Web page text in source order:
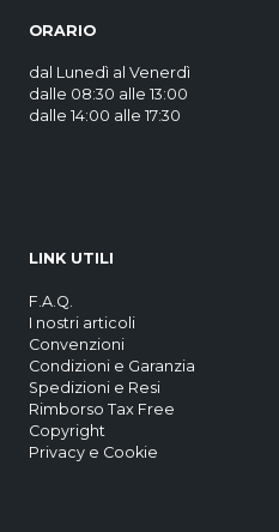
ORARIO
dal Lunedì al Venerdì
dalle 08:30 alle 13:00
dalle 14:00 alle 17:30
LINK UTILI
F.A.Q.
I nostri articoli
Convenzioni
Condizioni e Garanzia
Spedizioni e Resi
Rimborso Tax Free
Copyright
Privacy e Cookie